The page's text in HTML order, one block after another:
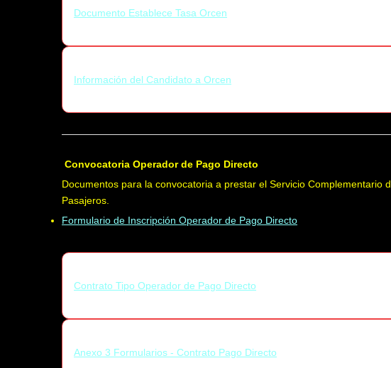
Documento Establece Tasa Orcen
Información del Candidato a Orcen
Convocatoria Operador de Pago Directo
Documentos para la convocatoria a prestar el Servicio Complementario
Pasajeros.
Formulario de Inscripción Operador de Pago Directo
Contrato Tipo Operador de Pago Directo
Anexo 3 Formularios - Contrato Pago Directo